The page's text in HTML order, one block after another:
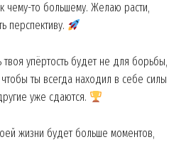
к чему-то большему. Желаю расти,
перспективу.
упёртость будет не для борьбы,
ты всегда находил в себе силы
уже сдаются.
жизни будет больше моментов,